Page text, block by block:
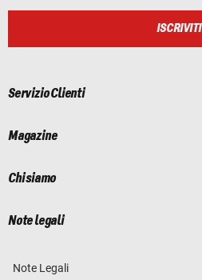
ISCRIVITI
Servizio Clienti
Magazine
Chi siamo
Note legali
Note Legali